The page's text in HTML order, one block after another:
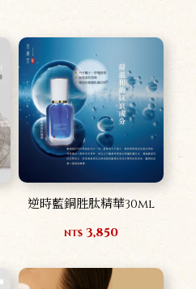
逆時藍銅胜肽精華30ml
NT$ 3,850